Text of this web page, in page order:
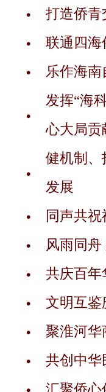
打造侨青
联通四海
乐作海
发挥“海
心大局贡
健机制、
发展
同声共
风雨同
共庆百年
文明互鉴
聚淮河华
共创中华